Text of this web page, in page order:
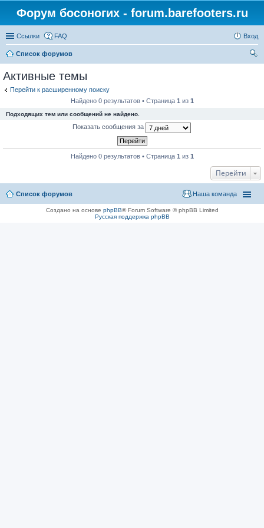
Форум босоногих - forum.barefooters.ru
Ссылки FAQ Вход
Список форумов
Активные темы
Перейти к расширенному поиску
Найдено 0 результатов • Страница 1 из 1
Подходящих тем или сообщений не найдено.
Показать сообщения за
Найдено 0 результатов • Страница 1 из 1
Перейти
Список форумов Наша команда
Создано на основе phpBB® Forum Software © phpBB Limited
Русская поддержка phpBB